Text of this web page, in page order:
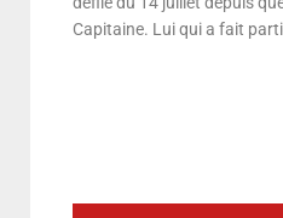
Capitaine. Lui qui a fait